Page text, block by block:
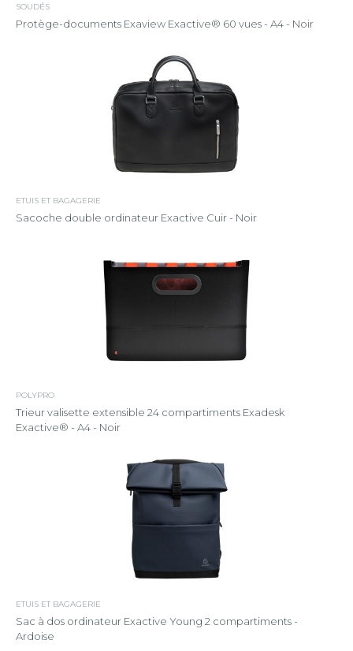
SOUDÉS
Protège-documents Exaview Exactive® 60 vues - A4 - Noir
ETUIS ET BAGAGERIE
Sacoche double ordinateur Exactive Cuir - Noir
POLYPRO
Trieur valisette extensible 24 compartiments Exadesk
Exactive® - A4 - Noir
ETUIS ET BAGAGERIE
Sac à dos ordinateur Exactive Young 2 compartiments -
Ardoise